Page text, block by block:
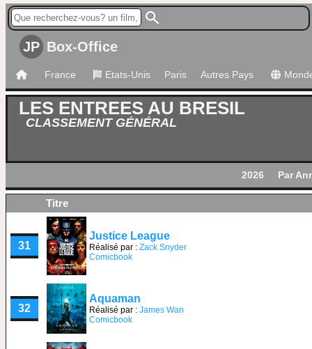
JP Box-Office
France Etats-Unis Paris Autres Pays
LES ENTREES AU BRESIL
CLASSEMENT GÉNÉRAL
2026 Par
Titre
31
Justice League
Réalisé par : Zack Snyder
Comicbook
32
Aquaman
Réalisé par : James Wan
Comicbook